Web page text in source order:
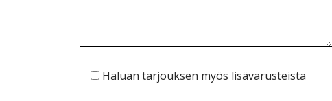
Haluan tarjouksen myös lisävarusteista